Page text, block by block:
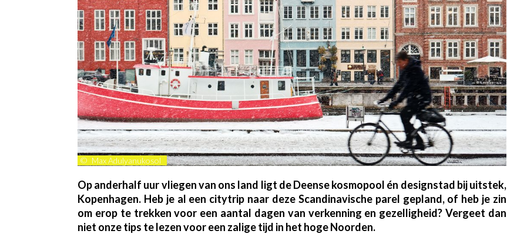
© Max Adulyanukosol
Op anderhalf uur vliegen van ons land ligt de Deense kosmopool én designstad bij uitstek,
Kopenhagen. Heb je al een citytrip naar deze Scandinavische parel gepland, of heb je zin
om erop te trekken voor een aantal dagen van verkenning en gezelligheid? Vergeet dan
niet onze tips te lezen voor een zalige tijd in het hoge Noorden.